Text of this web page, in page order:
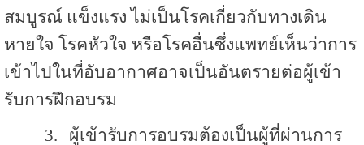
สมบูรณ์ แข็งแรง ไม่เป็นโรคเกี่ยวกับทางเดิน
หายใจ โรคหัวใจ หรือโรคอื่นซึ่งแพทย์เห็นว่าการ
เข้าไปในที่อับอากาศอาจเป็นอันตรายต่อผู้เข้า
รับการฝึกอบรม
3.
ผู้เข้ารับการอบรมต้องเป็นผู้ที่ผ่านการ